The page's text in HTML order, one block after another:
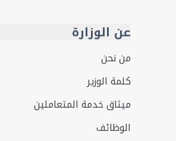
عن الوزارة
من نحن
كلمة الوزير
ميثاق خدمة المتعاملين
الوظائف